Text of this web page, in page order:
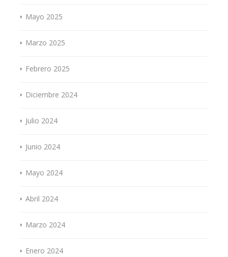
Mayo 2025
Marzo 2025
Febrero 2025
Diciembre 2024
Julio 2024
Junio 2024
Mayo 2024
Abril 2024
Marzo 2024
Enero 2024